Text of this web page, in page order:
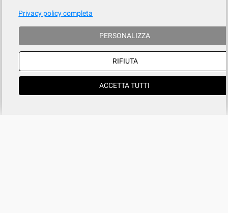
Privacy policy completa
PERSONALIZZA
RIFIUTA
ACCETTA TUTTI